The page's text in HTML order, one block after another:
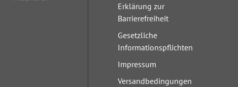
Erklärung zur
Barrierefreiheit
Gesetzliche
Informationspflichten
Impressum
Versandbedingungen